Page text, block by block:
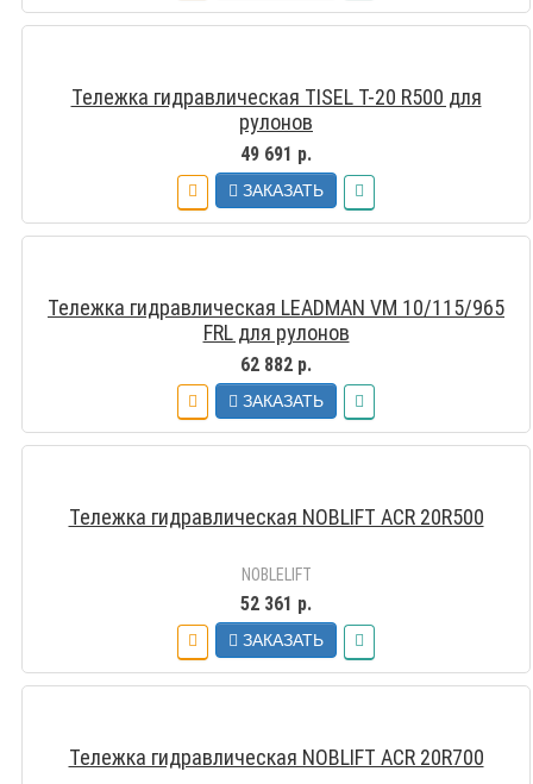
Тележка гидравлическая TISEL T-20 R500 для
рулонов
49 691 р.
ЗАКАЗАТЬ
Тележка гидравлическая LEADMAN VM 10/115/965
FRL для рулонов
62 882 р.
ЗАКАЗАТЬ
Тележка гидравлическая NOBLIFT ACR 20R500
NOBLELIFT
52 361 р.
ЗАКАЗАТЬ
Тележка гидравлическая NOBLIFT ACR 20R700